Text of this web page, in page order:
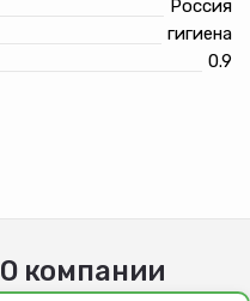
Россия
гигиена
0.9
О компании